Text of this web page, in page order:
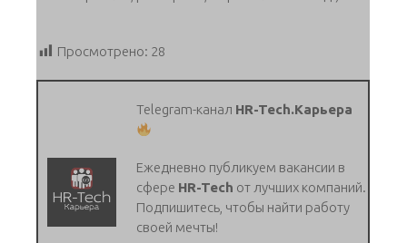
Просмотрено: 28
Telegram-канал HR-Tech.Карьера
Ежедневно публикуем вакансии в
сфере HR-Tech от лучших компаний.
Подпишитесь, чтобы найти работу
своей мечты!